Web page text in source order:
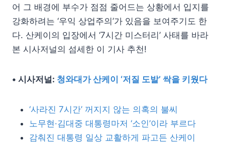
어 그 배경에 부수가 점점 줄어드는 상황에서 입지를
강화하려는 ‘우익 상업주의’가 있음을 보여주기도 한
다. 산케이의 입장에서 ‘7시간 미스터리’ 사태를 바라
본 시사저널의 섬세한 이 기사 추천!
• 시사저널: 청와대가 산케이 ‘저질 도발’ 싹을 키웠다
‘사라진 7시간’ 꺼지지 않는 의혹의 불씨
노무현·김대중 대통령마저 ‘소인’이라 부르다
감춰진 대통령 일상 교활하게 파고든 산케이